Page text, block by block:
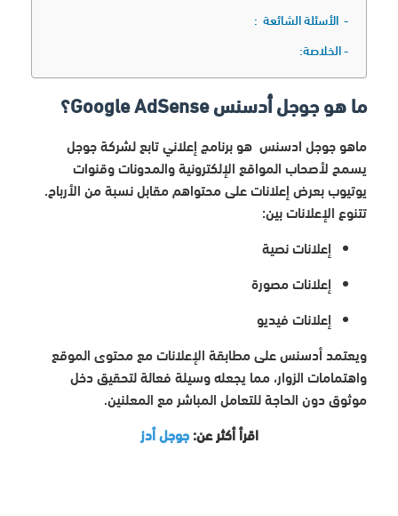
الأسئلة الشائعة :
الخلاصة:
ما هو جوجل أدسنس Google AdSense؟
ماهو جوجل ادسنس هو برنامج إعلاني تابع لشركة جوجل
يسمح لأصحاب المواقع الإلكترونية والمدونات وقنوات
يوتيوب بعرض إعلانات على محتواهم مقابل نسبة من الأرباح.
تتنوع الإعلانات بين:
إعلانات نصية
إعلانات مصورة
إعلانات فيديو
ويعتمد أدسنس على مطابقة الإعلانات مع محتوى الموقع
واهتمامات الزوار، مما يجعله وسيلة فعالة لتحقيق دخل
موثوق دون الحاجة للتعامل المباشر مع المعلنين.
اقرأ أكثر عن:جوجل أدز